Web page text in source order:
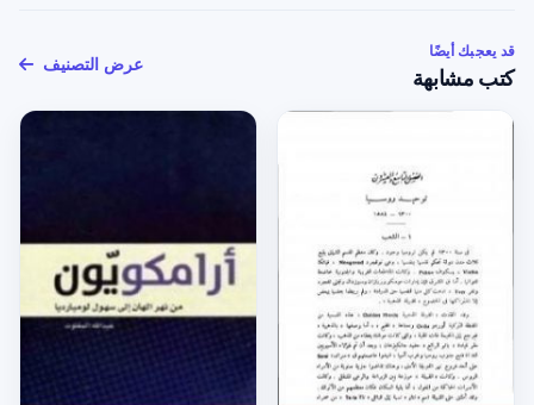
قد يعجبك أيضًا
كتب مشابهة
عرض التصنيف